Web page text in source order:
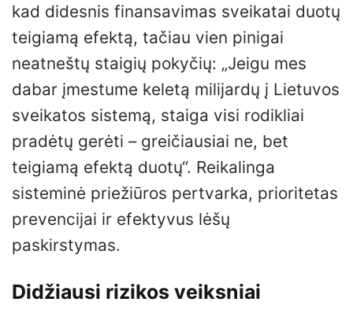
kad didesnis finansavimas sveikatai duotų
teigiamą efektą, tačiau vien pinigai
neatneštų staigių pokyčių: „Jeigu mes
dabar įmestume keletą milijardų į Lietuvos
sveikatos sistemą, staiga visi rodikliai
pradėtų gerėti – greičiausiai ne, bet
teigiamą efektą duotų“. Reikalinga
sisteminė priežiūros pertvarka, prioritetas
prevencijai ir efektyvus lėšų
paskirstymas.
Didžiausi rizikos veiksniai